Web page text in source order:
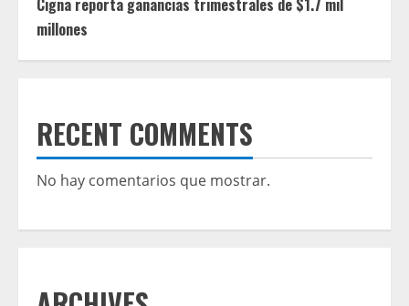
millones
RECENT COMMENTS
No hay comentarios que mostrar.